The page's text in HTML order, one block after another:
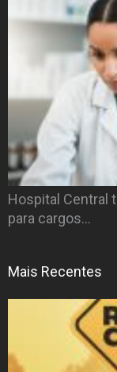
Hospital Central
para cargos…
Mais Recentes